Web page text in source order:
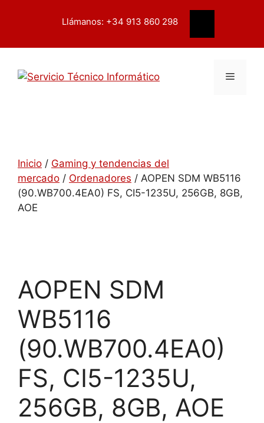
Buscar
Llámanos: +34 913 860 298
Menú
Inicio / Gaming y tendencias del
mercado / Ordenadores / AOPEN SDM WB5116
(90.WB700.4EA0) FS, CI5-1235U, 256GB, 8GB,
AOE
AOPEN SDM
WB5116
(90.WB700.4EA0)
FS, CI5-1235U,
256GB, 8GB, AOE